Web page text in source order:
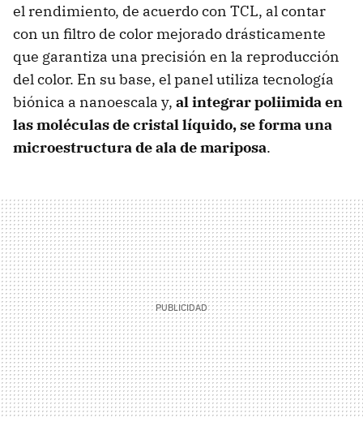
el rendimiento, de acuerdo con TCL, al contar
con un filtro de color mejorado drásticamente
que garantiza una precisión en la reproducción
del color. En su base, el panel utiliza tecnología
biónica a nanoescala y, al integrar poliimida en
las moléculas de cristal líquido, se forma una
microestructura de ala de mariposa.